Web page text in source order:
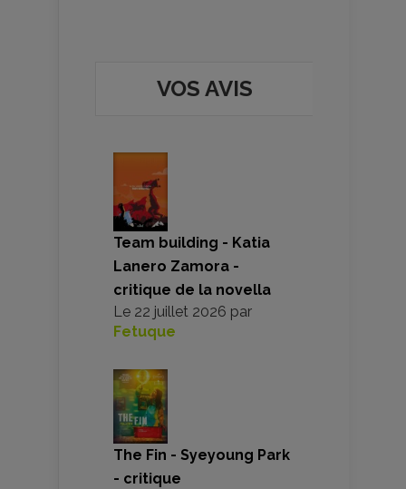
VOS AVIS
Team building - Katia
Lanero Zamora -
critique de la novella
Le 22 juillet 2026 par
Fetuque
The Fin - Syeyoung Park
- critique